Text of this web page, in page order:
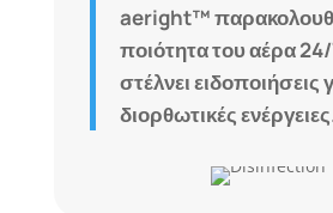
aeright™
ποιότητα του αέρα 24/
στέλνει ειδοποιήσεις
διορθωτικές